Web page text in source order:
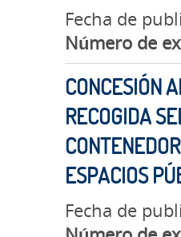
Fecha de
Número de
CONCESIÓN
RECOGIDA
ESPACIOS
Fecha de